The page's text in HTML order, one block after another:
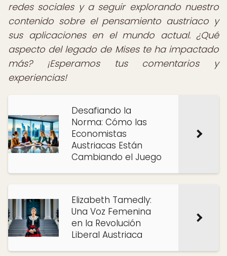
redes sociales y a seguir explorando nuestro
contenido sobre el pensamiento austriaco y
sus aplicaciones en el mundo actual. ¿Qué
aspecto del legado de Mises te ha impactado
más? ¡Esperamos tus comentarios y
experiencias!
Desafiando la
Norma: Cómo las
Economistas
Austriacas Están
Cambiando el Juego
Elizabeth Tamedly:
Una Voz Femenina
en la Revolución
Liberal Austriaca